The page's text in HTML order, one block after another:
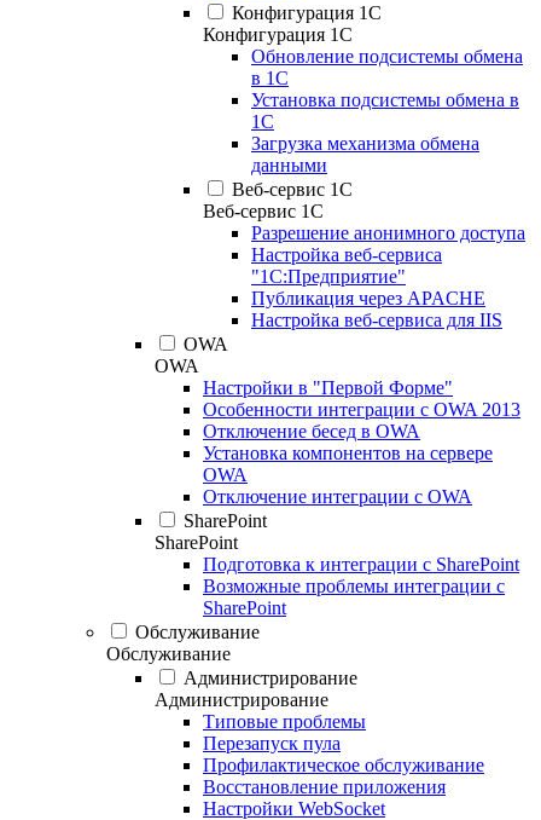
Конфигурация 1С
Конфигурация 1С
Обновление подсистемы обмена
в 1С
Установка подсистемы обмена в
1С
Загрузка механизма обмена
данными
Веб-сервис 1С
Веб-сервис 1С
Разрешение анонимного доступа
Настройка веб-сервиса
"1С:Предприятие"
Публикация через APACHE
Настройка веб-сервиса для IIS
OWA
OWA
Настройки в "Первой Форме"
Особенности интеграции с OWA 2013
Отключение бесед в OWA
Установка компонентов на сервере
OWA
Отключение интеграции с OWA
SharePoint
SharePoint
Подготовка к интеграции с SharePoint
Возможные проблемы интеграции с
SharePoint
Обслуживание
Обслуживание
Администрирование
Администрирование
Типовые проблемы
Перезапуск пула
Профилактическое обслуживание
Восстановление приложения
Настройки WebSocket